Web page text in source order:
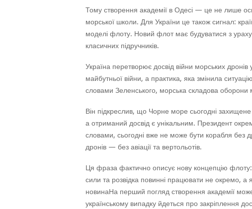
Тому створення академії в Одесі — це не лише
морської школи. Для України це також сигнал:
моделі флоту. Новий флот має будуватися з
класичних підручників.
Україна перетворює досвід війни морських
майбутньої війни, а практика, яка змінила
словами Зеленського, морська складова оборони
Він підкреслив, що Чорне море сьогодні
а отриманий досвід є унікальним. Президент
словами, сьогодні вже не може бути корабля без
дронів — без авіації та вертольотів.
Ця фраза фактично описує нову концепцію флоту:
сили та розвідка повинні працювати не окремо, а
новинаНа перший погляд створення академії
українському випадку йдеться про закріплення